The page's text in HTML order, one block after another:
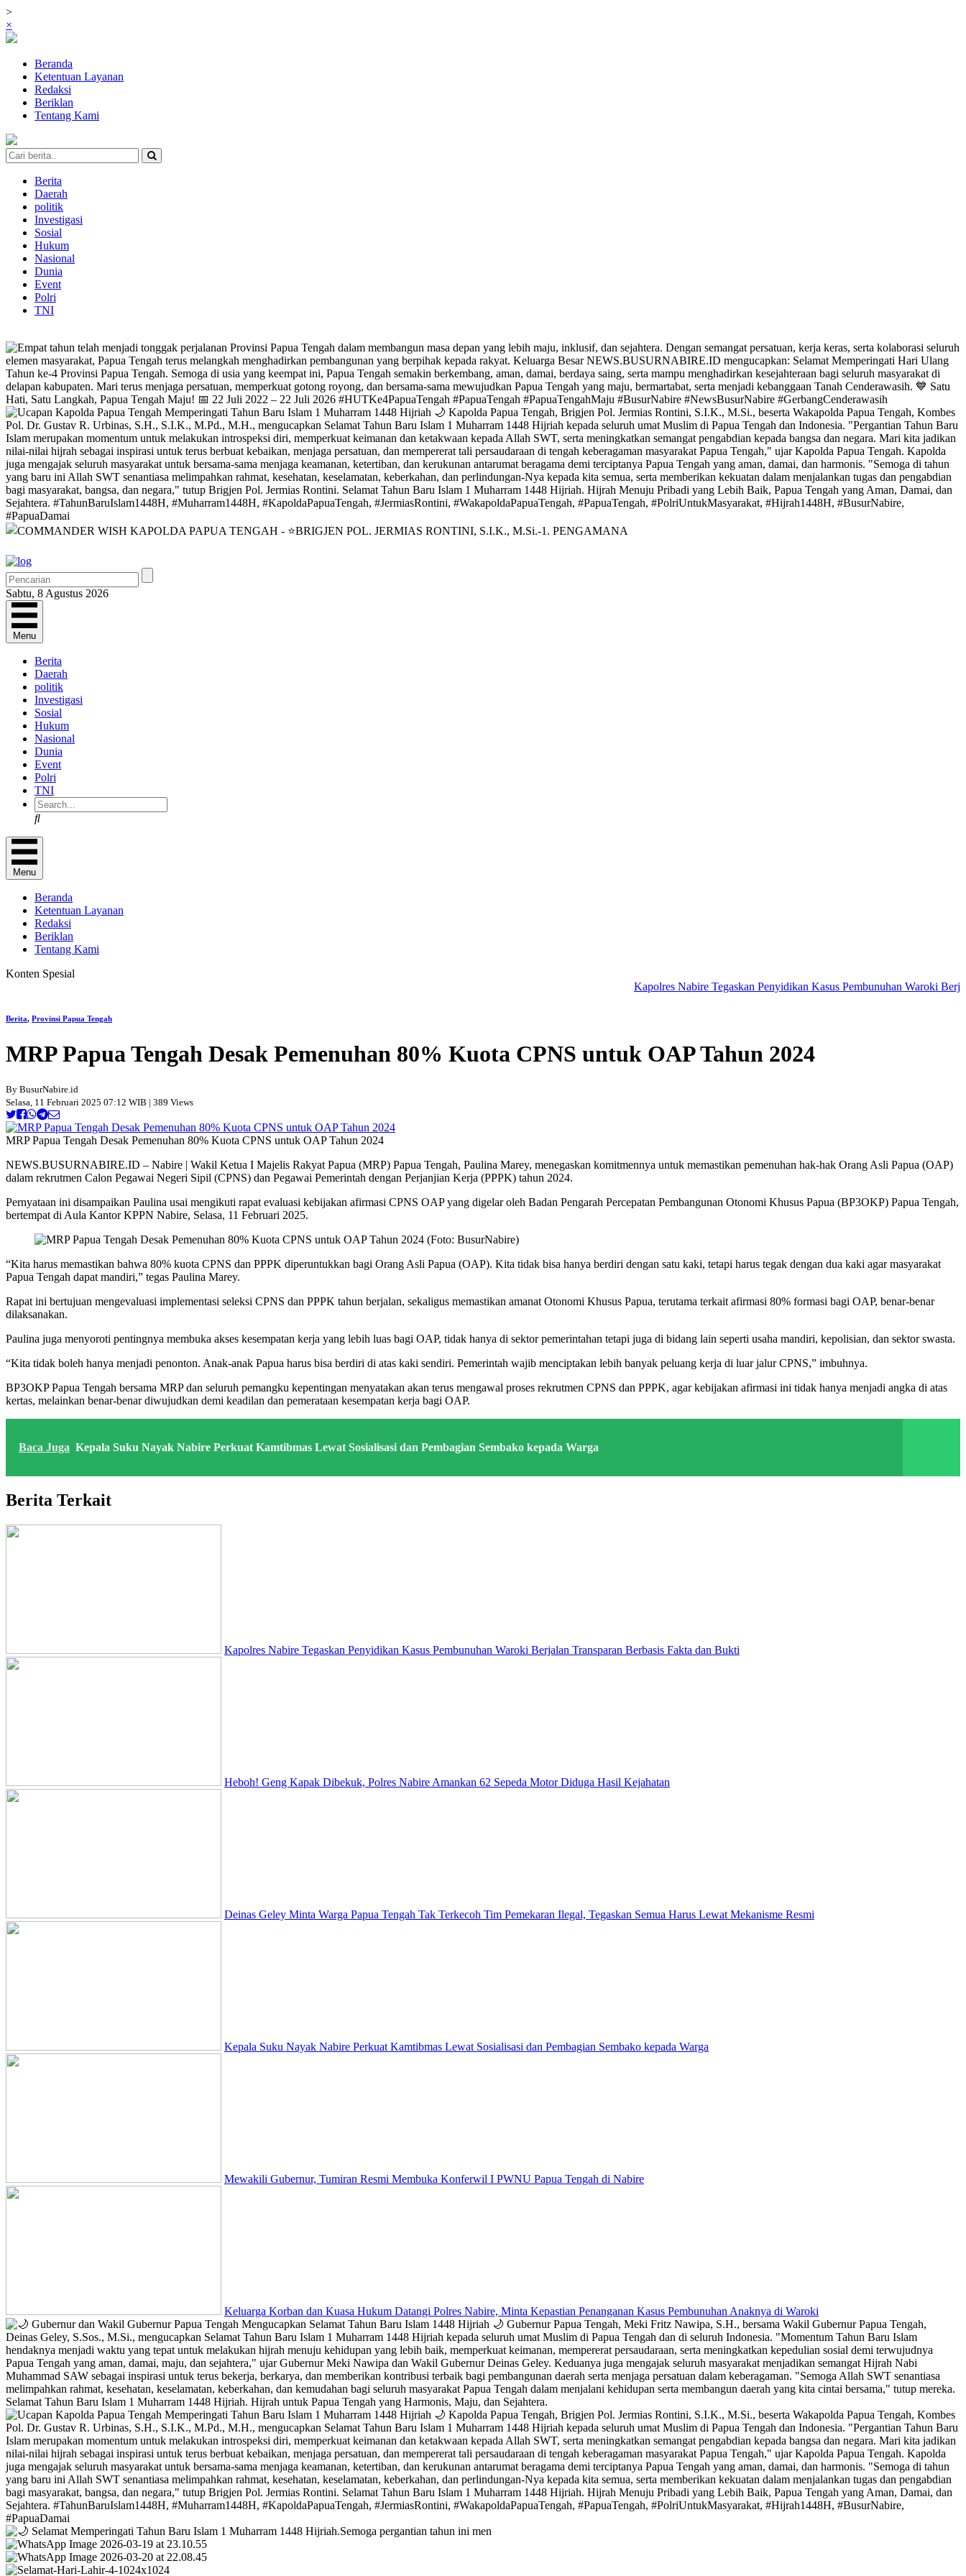
>
×
Beranda
Ketentuan Layanan
Redaksi
Beriklan
Tentang Kami
Berita
Daerah
politik
Investigasi
Sosial
Hukum
Nasional
Dunia
Event
Polri
TNI
Sabtu, 8 Agustus 2026
Menu
Berita
Daerah
politik
Investigasi
Sosial
Hukum
Nasional
Dunia
Event
Polri
TNI
Search
Menu
Beranda
Ketentuan Layanan
Redaksi
Beriklan
Tentang Kami
Konten Spesial
Kapolres Nabire Tegaskan Penyidikan Kasus Pembunuhan Waroki Berjalan
Berita, Provinsi Papua Tengah
MRP Papua Tengah Desak Pemenuhan 80% Kuota CPNS untuk OAP Tahun 2024
By BusurNabire.id
Selasa, 11 Februari 2025 07:12 WIB | 389 Views
MRP Papua Tengah Desak Pemenuhan 80% Kuota CPNS untuk OAP Tahun 2024
NEWS.BUSURNABIRE.ID – Nabire | Wakil Ketua I Majelis Rakyat Papua (MRP) Papua Tengah, Paulina Marey, menegaskan komitmennya untuk memastikan pemenuhan hak-hak Orang Asli Papua (OAP)
dalam rekrutmen Calon Pegawai Negeri Sipil (CPNS) dan Pegawai Pemerintah dengan Perjanjian Kerja (PPPK) tahun 2024.
Pernyataan ini disampaikan Paulina usai mengikuti rapat evaluasi kebijakan afirmasi CPNS OAP yang digelar oleh Badan Pengarah Percepatan Pembangunan Otonomi Khusus Papua (BP3OKP) Papua Tengah,
bertempat di Aula Kantor KPPN Nabire, Selasa, 11 Februari 2025.
“Kita harus memastikan bahwa 80% kuota CPNS dan PPPK diperuntukkan bagi Orang Asli Papua (OAP). Kita tidak bisa hanya berdiri dengan satu kaki, tetapi harus tegak dengan dua kaki agar masyarakat
Papua Tengah dapat mandiri,” tegas Paulina Marey.
Rapat ini bertujuan mengevaluasi implementasi seleksi CPNS dan PPPK tahun berjalan, sekaligus memastikan amanat Otonomi Khusus Papua, terutama terkait afirmasi 80% formasi bagi OAP, benar-benar
dilaksanakan.
Paulina juga menyoroti pentingnya membuka akses kesempatan kerja yang lebih luas bagi OAP, tidak hanya di sektor pemerintahan tetapi juga di bidang lain seperti usaha mandiri, kepolisian, dan sektor swasta.
“Kita tidak boleh hanya menjadi penonton. Anak-anak Papua harus bisa berdiri di atas kaki sendiri. Pemerintah wajib menciptakan lebih banyak peluang kerja di luar jalur CPNS,” imbuhnya.
BP3OKP Papua Tengah bersama MRP dan seluruh pemangku kepentingan menyatakan akan terus mengawal proses rekrutmen CPNS dan PPPK, agar kebijakan afirmasi ini tidak hanya menjadi angka di atas
kertas, melainkan benar-benar diwujudkan demi keadilan dan pemerataan kesempatan kerja bagi OAP.
Baca Juga Kepala Suku Nayak Nabire Perkuat Kamtibmas Lewat Sosialisasi dan Pembagian Sembako kepada Warga
Berita Terkait
Kapolres Nabire Tegaskan Penyidikan Kasus Pembunuhan Waroki Berjalan Transparan Berbasis Fakta dan Bukti
Heboh! Geng Kapak Dibekuk, Polres Nabire Amankan 62 Sepeda Motor Diduga Hasil Kejahatan
Deinas Geley Minta Warga Papua Tengah Tak Terkecoh Tim Pemekaran Ilegal, Tegaskan Semua Harus Lewat Mekanisme Resmi
Kepala Suku Nayak Nabire Perkuat Kamtibmas Lewat Sosialisasi dan Pembagian Sembako kepada Warga
Mewakili Gubernur, Tumiran Resmi Membuka Konferwil I PWNU Papua Tengah di Nabire
Keluarga Korban dan Kuasa Hukum Datangi Polres Nabire, Minta Kepastian Penanganan Kasus Pembunuhan Anaknya di Waroki